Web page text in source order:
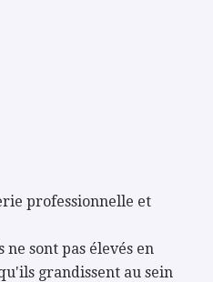
professionnelle et
ne sont pas élevés en
grandissent au sein